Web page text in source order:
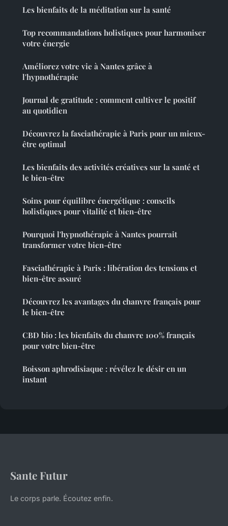
Les bienfaits de la méditation sur la santé
Top recommandations holistiques pour harmoniser
votre énergie
Améliorez votre vie à Nantes grâce à
l'hypnothérapie
Journal de gratitude : comment cultiver le positif
au quotidien
Découvrez la fasciathérapie à Paris pour un mieux-
être optimal
Les bienfaits des activités créatives sur la santé et
le bien-être
Soins pour équilibre énergétique : conseils
holistiques pour vitalité et bien-être
Pourquoi l'hypnothérapie à Nantes pourrait
transformer votre bien-être
Fasciathérapie à Paris : libération des tensions et
bien-être assuré
Découvrez les avantages du chanvre français pour
le bien-être
CBD bio : les bienfaits du chanvre 100% français
pour votre bien-être
Boisson aphrodisiaque : révélez le désir en un
instant
Sante Futur
Le corps parle. Écoutez enfin.